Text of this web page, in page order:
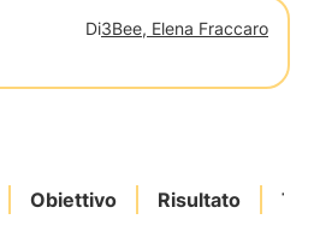
Di3Bee, Elena Fraccaro
Obiettivo Risultato